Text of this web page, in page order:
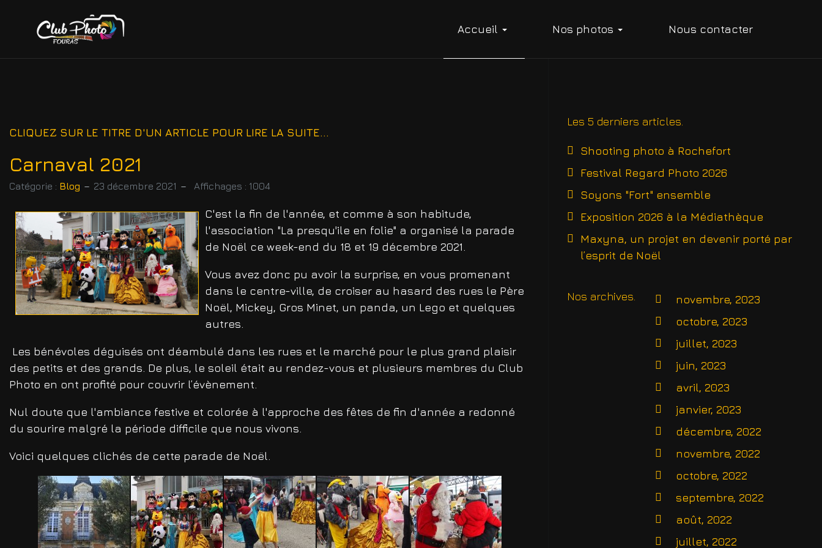
Accueil Nos photos Nous contacter
CLIQUEZ SUR LE TITRE D'UN ARTICLE POUR LIRE LA SUITE...
Carnaval 2021
Catégorie : Blog 23 décembre 2021 Affichages : 1004
C'est la fin de l'année, et comme à son habitude,
l'association "La presqu'ile en folie" a organisé la parade
de Noël ce week-end du 18 et 19 décembre 2021.
Vous avez donc pu avoir la surprise, en vous promenant
dans le centre-ville, de croiser au hasard des rues le Père
Noël, Mickey, Gros Minet, un panda, un Lego et quelques
autres.
Les bénévoles déguisés ont déambulé dans les rues et le marché pour le plus grand plaisir
des petits et des grands. De plus, le soleil était au rendez-vous et plusieurs membres du Club
Photo en ont profité pour couvrir l’évènement.
Nul doute que l'ambiance festive et colorée à l'approche des fêtes de fin d'année a redonné
du sourire malgré la période difficile que nous vivons.
Voici quelques clichés de cette parade de Noël.
Les 5 derniers articles
Shooting photo à Rochefort
Festival Regard Photo 2026
Soyons "Fort" ensemble
Exposition 2026 à la Médiathèque
Maxyna, un projet en devenir porté par
l’esprit de Noël
Nos archives
novembre, 2023
octobre, 2023
juillet, 2023
juin, 2023
avril, 2023
janvier, 2023
décembre, 2022
novembre, 2022
octobre, 2022
septembre, 2022
août, 2022
juillet, 2022